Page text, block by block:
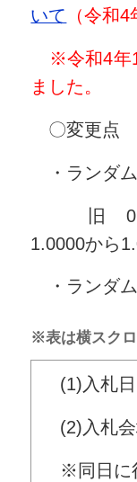
いて
（令和
※令和4年
ました。
〇変更点
・ランダ
旧
1.0000から
・ランダ
※表は横スクロ
(1)入札日
(2)入札会
※同日に